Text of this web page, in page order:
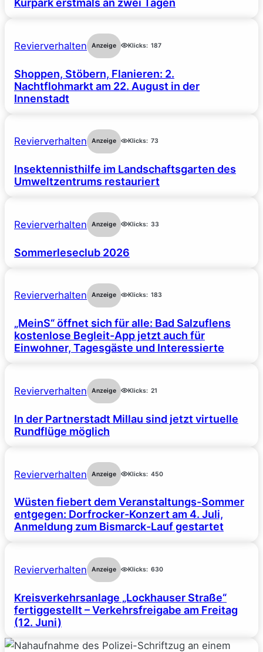
Kurpark erstmals an zwei Tagen
Revierverhalten Anzeige Klicks: 187
Shoppen, Stöbern, Flanieren: 2.
Nachtflohmarkt am 22. August in der
Innenstadt
Revierverhalten Anzeige Klicks: 73
Insektennisthilfe im Landschaftsgarten des
Umweltzentrums restauriert
Revierverhalten Anzeige Klicks: 33
Sommerleseclub 2026
Revierverhalten Anzeige Klicks: 183
„MeinS“ öffnet sich für alle: Bad Salzuflens
kostenlose Begleit-App jetzt auch für
Einwohner, Tagesgäste und Interessierte
Revierverhalten Anzeige Klicks: 21
In der Partnerstadt Millau sind jetzt virtuelle
Rundflüge möglich
Revierverhalten Anzeige Klicks: 450
Wüsten fiebert dem Veranstaltungs-Sommer
entgegen: Dorfrocker-Konzert am 4. Juli,
Anmeldung zum Bismarck-Lauf gestartet
Revierverhalten Anzeige Klicks: 630
Kreisverkehrsanlage „Lockhauser Straße“
fertiggestellt – Verkehrsfreigabe am Freitag
(12. Juni)